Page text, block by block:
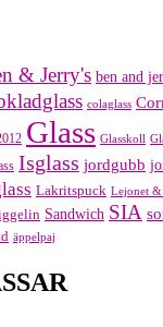
& Jerry's ben and
colaglass
Glass Glasskoll
Isglass jordgubb
Lakritspuck Lejonet &
Sandwich SIA
äppelpaj